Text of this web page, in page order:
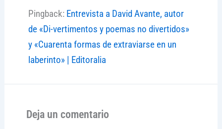
Pingback: Entrevista a David Avante, autor
de «Di-vertimentos y poemas no divertidos»
y «Cuarenta formas de extraviarse en un
laberinto» | Editoralia
Deja un comentario